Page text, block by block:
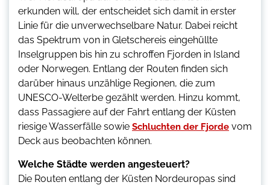
erkunden will, der entscheidet sich damit in erster
Linie für die unverwechselbare Natur. Dabei reicht
das Spektrum von in Gletschereis eingehüllte
Inselgruppen bis hin zu schroffen Fjorden in Island
oder Norwegen. Entlang der Routen finden sich
darüber hinaus unzählige Regionen, die zum
UNESCO-Welterbe gezählt werden. Hinzu kommt,
dass Passagiere auf der Fahrt entlang der Küsten
riesige Wasserfälle sowie Schluchten der Fjorde vom
Deck aus beobachten können.
Welche Städte werden angesteuert?
Die Routen entlang der Küsten Nordeuropas sind